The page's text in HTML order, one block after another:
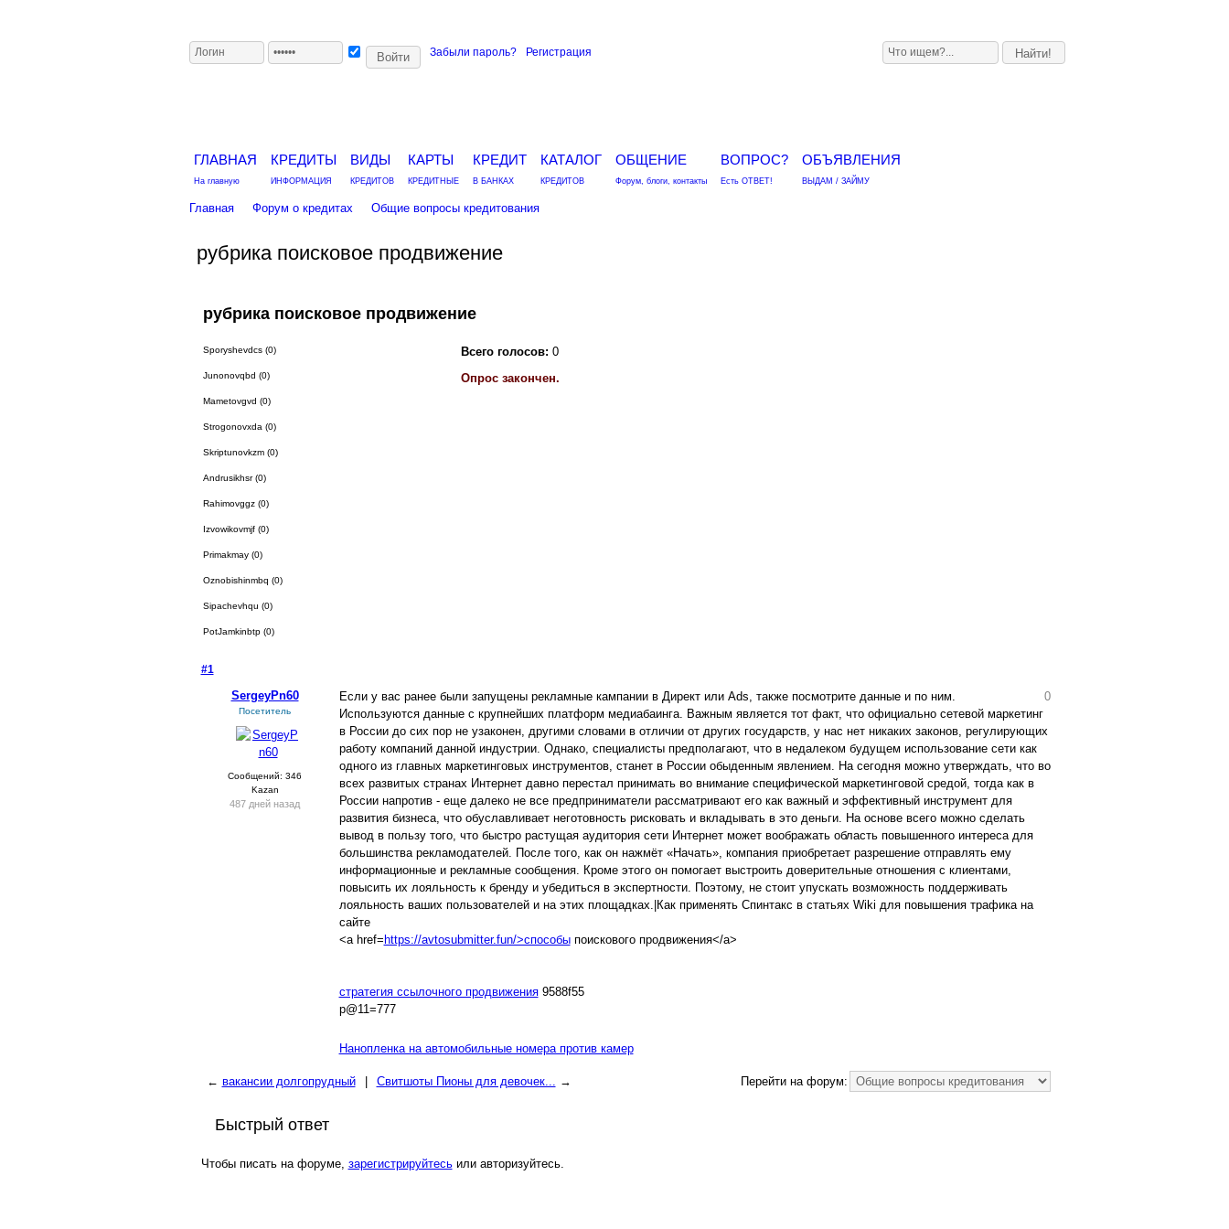
Забыли пароль? Регистрация
ГЛАВНАЯ
На главную
КРЕДИТЫ
ИНФОРМАЦИЯ
ВИДЫ
КРЕДИТОВ
КАРТЫ
КРЕДИТНЫЕ
КРЕДИТ
В БАНКАХ
КАТАЛОГ
КРЕДИТОВ
ОБЩЕНИЕ
Форум, блоги, контакты
ВОПРОС?
Есть ОТВЕТ!
ОБЪЯВЛЕНИЯ
ВЫДАМ / ЗАЙМУ
Главная Форум о кредитах Общие вопросы кредитования
рубрика поисковое продвижение
рубрика поисковое продвижение
Sporyshevdcs (0)
Junonovqbd (0)
Mametovgvd (0)
Strogonovxda (0)
Skriptunovkzm (0)
Andrusikhsr (0)
Rahimovggz (0)
Izvowikovmjf (0)
Primakmay (0)
Oznobishinmbq (0)
Sipachevhqu (0)
PotJamkinbtp (0)
Всего голосов: 0
Опрос закончен.
#1- 12 мая 2023, пятница
SergeyPn60
Посетитель
Сообщений: 346
Kazan
487 дней назад
0
Если у вас ранее были запущены рекламные кампании в Директ или Ads, также посмотрите данные и по ним.
Используются данные с крупнейших платформ медиабаинга. Важным является тот факт, что официально сетевой маркетинг
в России до сих пор не узаконен, другими словами в отличии от других государств, у нас нет никаких законов, регулирующих
работу компаний данной индустрии. Однако, специалисты предполагают, что в недалеком будущем использование сети как
одного из главных маркетинговых инструментов, станет в России обыденным явлением. На сегодня можно утверждать, что во
всех развитых странах Интернет давно перестал принимать во внимание специфической маркетинговой средой, тогда как в
России напротив - еще далеко не все предприниматели рассматривают его как важный и эффективный инструмент для
развития бизнеса, что обуславливает неготовность рисковать и вкладывать в это деньги. На основе всего можно сделать
вывод в пользу того, что быстро растущая аудитория сети Интернет может воображать область повышенного интереса для
большинства рекламодателей. После того, как он нажмёт «Начать», компания приобретает разрешение отправлять ему
информационные и рекламные сообщения. Кроме этого он помогает выстроить доверительные отношения с клиентами,
повысить их лояльность к бренду и убедиться в экспертности. Поэтому, не стоит упускать возможность поддерживать
лояльность ваших пользователей и на этих площадках.|Как применять Спинтакс в статьях Wiki для повышения трафика на
сайте
<a href= https://avtosubmitter.fun/>способыпоискового продвижения</a>
стратегия ссылочного продвижения9588f55
p@11=777
Нанопленка на автомобильные номера против камер
← вакансии долгопрудный Свитшоты Пионы для девочек... → Перейти на форум:
Быстрый ответ
Чтобы писать на форуме, зарегистрируйтесьили авторизуйтесь.